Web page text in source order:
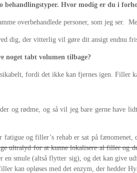
Hvor modig er du i
overbehandlede personer, som jeg
dig, der vitterlig vil gøre dit ansigt endnu
tabt volumen tilbage?
fordi det ikke kan fjernes igen. Filler
og rødme, og så vil jeg bare gerne have
fatigue og filler’s rehab er sat på
ultralyd for at kunne lokalisere al filler og
en smule (altså flytter sig), og det kan give
kan opløses med det enzym, der hedder